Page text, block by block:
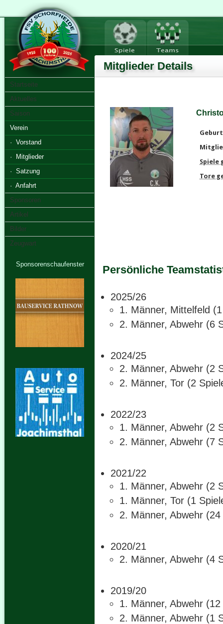
Mitglieder Details
Startseite
Aktuelles
Saison
Verein
· Vorstand
· Mitglieder
· Satzung
· Anfahrt
Sponsoren
Artikel
Bilder
Zeugwart
Sponsorenschaufenster
Spiele
Tore
Persönliche
2025/26
1. Männer, Mittelfeld
2. Männer, Abwehr (6
2024/25
2. Männer, Abwehr (2
2. Männer, Tor (2
2022/23
1. Männer, Abwehr (2
2. Männer, Abwehr (7
2021/22
1. Männer, Abwehr (2
1. Männer, Tor (1
2. Männer, Abwehr
2020/21
2. Männer, Abwehr (4
2019/20
1. Männer, Abwehr
2. Männer, Abwehr (1